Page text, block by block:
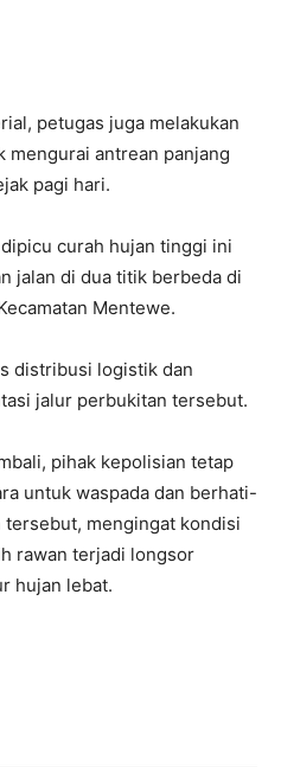
petugas juga melakukan
mengurai antrean panjang
pagi hari.
curah hujan tinggi ini
jalan di dua titik berbeda di
Mentewe.
distribusi logistik dan
jalur perbukitan tersebut.
pihak kepolisian tetap
untuk waspada dan berhati-
tersebut, mengingat kondisi
rawan terjadi longsor
hujan lebat.